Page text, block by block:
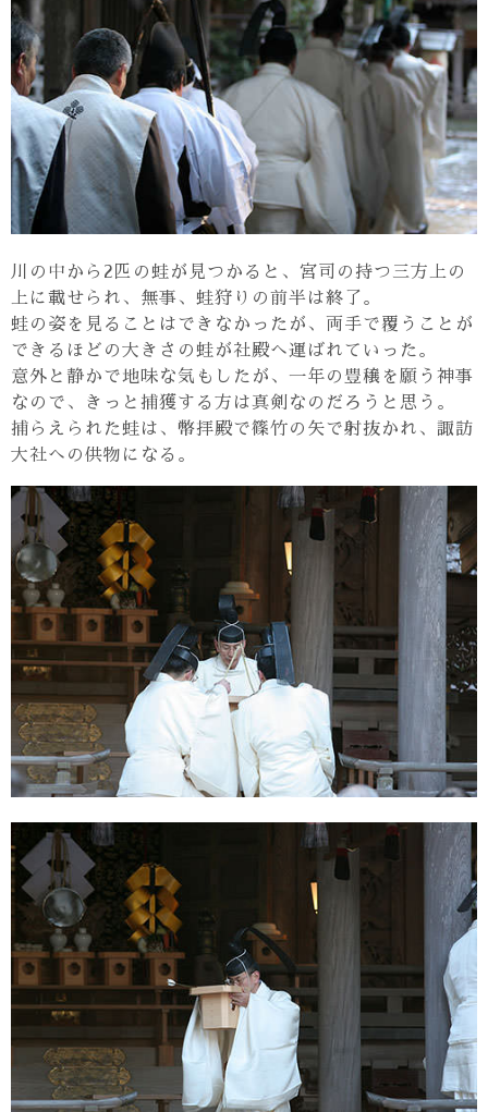
川の中から2匹の蛙が見つかると、宮司の持つ三方上の
上に載せられ、無事、蛙狩りの前半は終了。
蛙の姿を見ることはできなかったが、両手で覆うことが
できるほどの大きさの蛙が社殿へ運ばれていった。
意外と静かで地味な気もしたが、一年の豊穣を願う神事
なので、きっと捕獲する方は真剣なのだろうと思う。
捕らえられた蛙は、幣拝殿で篠竹の矢で射抜かれ、諏訪
大社への供物になる。